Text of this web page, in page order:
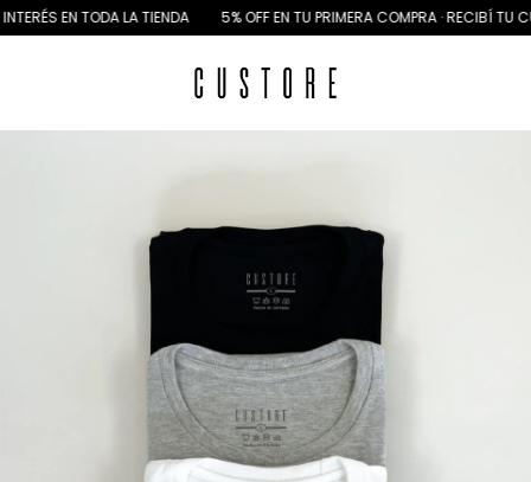
EN TODA LA TIENDA 5% OFF EN TU PRIMERA COMPRA · RECIBÍ TU